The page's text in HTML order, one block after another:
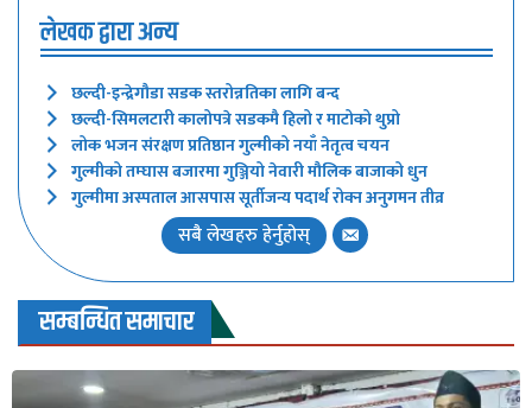
लेखक द्वारा अन्य
छल्दी-इन्द्रेगौडा सडक स्तरोन्नतिका लागि बन्द
छल्दी-सिमलटारी कालोपत्रे सडकमै हिलो र माटोको थुप्रो
लोक भजन संरक्षण प्रतिष्ठान गुल्मीको नयाँ नेतृत्व चयन
गुल्मीको तम्घास बजारमा गुञ्जियो नेवारी मौलिक बाजाको धुन
गुल्मीमा अस्पताल आसपास सूर्तीजन्य पदार्थ रोक्न अनुगमन तीव्र
सबै लेखहरु हेर्नुहोस्
सम्बन्धित समाचार